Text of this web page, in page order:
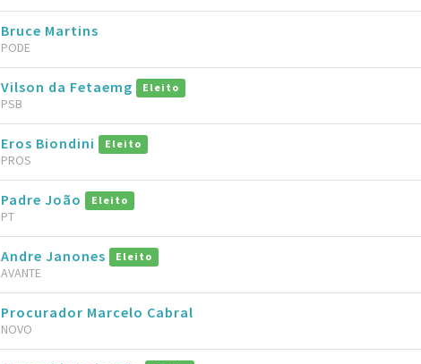
Bruce Martins
PODE
Vilson da Fetaemg Eleito
PSB
Eros Biondini Eleito
PROS
Padre João Eleito
PT
Andre Janones Eleito
AVANTE
Procurador Marcelo Cabral
NOVO